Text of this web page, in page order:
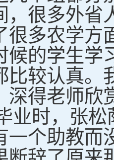
多外省人
很多农学方
候的学生学
比较认真。
深得老师欣
时，张松
一个助教而